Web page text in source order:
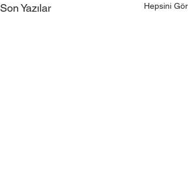
Son Yazılar Hepsini Gör